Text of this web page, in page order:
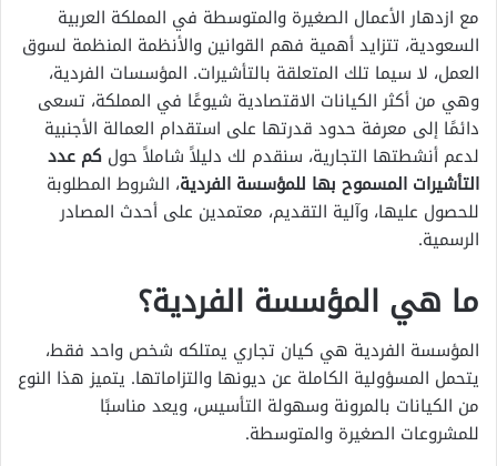
مع ازدهار الأعمال الصغيرة والمتوسطة في المملكة العربية
السعودية، تتزايد أهمية فهم القوانين والأنظمة المنظمة لسوق
العمل، لا سيما تلك المتعلقة بالتأشيرات. المؤسسات الفردية،
وهي من أكثر الكيانات الاقتصادية شيوعًا في المملكة، تسعى
دائمًا إلى معرفة حدود قدرتها على استقدام العمالة الأجنبية
لدعم أنشطتها التجارية، سنقدم لك دليلاً شاملاً حول كم عدد
التأشيرات المسموح بها للمؤسسة الفردية، الشروط المطلوبة
للحصول عليها، وآلية التقديم، معتمدين على أحدث المصادر
الرسمية.
ما هي المؤسسة الفردية؟
المؤسسة الفردية هي كيان تجاري يمتلكه شخص واحد فقط،
يتحمل المسؤولية الكاملة عن ديونها والتزاماتها. يتميز هذا النوع
من الكيانات بالمرونة وسهولة التأسيس، ويعد مناسبًا
للمشروعات الصغيرة والمتوسطة.